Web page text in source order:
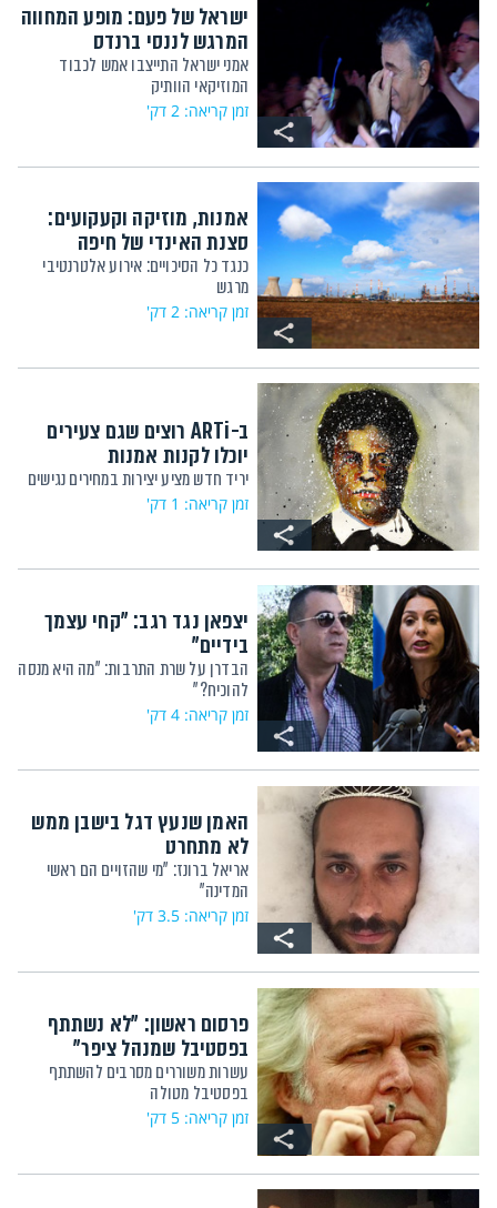
ישראל של פעם: מופע המחווה
המרגש לננסי ברנדס
אמני ישראל התייצבו אמש לכבוד
המוזיקאי הוותיק
זמן קריאה: 2 דק'
אמנות, מוזיקה וקעקועים:
סצנת האינדי של חיפה
כנגד כל הסיכויים: אירוע אלטרנטיבי
מרגש
זמן קריאה: 2 דק'
ב-ARTi רוצים שגם צעירים
יוכלו לקנות אמנות
יריד חדש מציע יצירות במחירים נגישים
זמן קריאה: 1 דק'
יצפאן נגד רגב: "קחי עצמך
בידיים"
הבדרן על שרת התרבות: "מה היא מנסה
להוכיח?"
זמן קריאה: 4 דק'
האמן שנעץ דגל בישבן ממש
לא מתחרט
אריאל ברונז: "מי שהזויים הם ראשי
המדינה"
זמן קריאה: 3.5 דק'
פרסום ראשון: "לא נשתתף
בפסטיבל שמנהל ציפר"
עשרות משוררים מסרבים להשתתף
בפסטיבל מטולה
זמן קריאה: 5 דק'